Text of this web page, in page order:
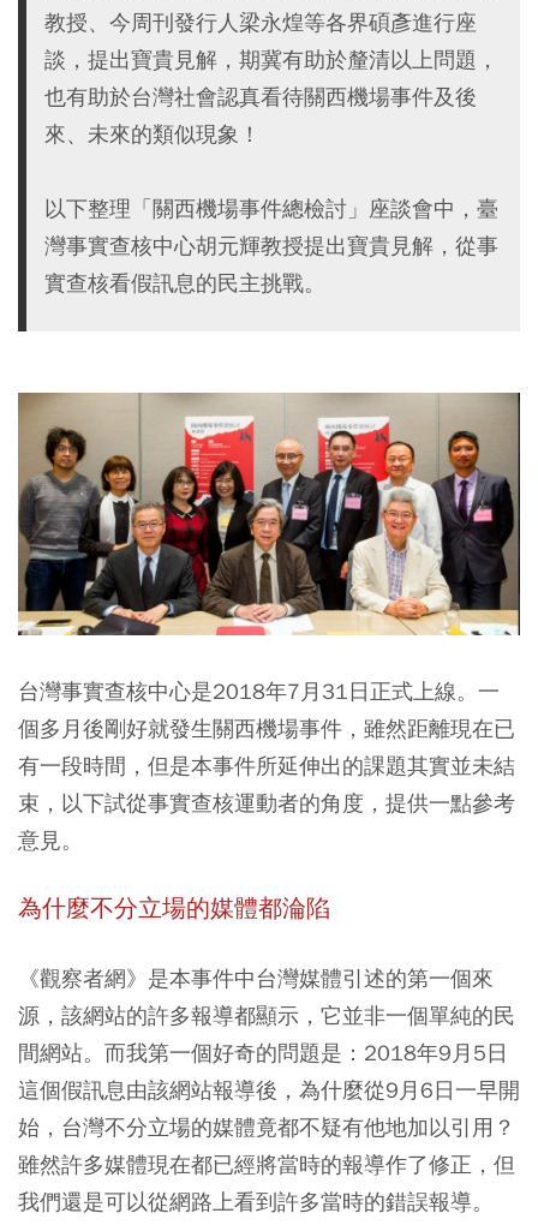
教授、今周刊發行人梁永煌等各界碩彥進行座
談，提出寶貴見解，期冀有助於釐清以上問題，
也有助於台灣社會認真看待關西機場事件及後
來、未來的類似現象！
以下整理「關西機場事件總檢討」座談會中，臺
灣事實查核中心胡元輝教授提出寶貴見解，從事
實查核看假訊息的民主挑戰。
​台灣事實查核中心是2018年7月31日正式上線。一
個多月後剛好就發生關西機場事件，雖然距離現在已
有一段時間，但是本事件所延伸出的課題其實並未結
束，以下試從事實查核運動者的角度，提供一點參考
意見。
為什麼不分立場的媒體都淪陷
《觀察者網》是本事件中台灣媒體引述的第一個來
源，該網站的許多報導都顯示，它並非一個單純的民
間網站。而我第一個好奇的問題是：2018年9月5日
這個假訊息由該網站報導後，為什麼從9月6日一早開
始，台灣不分立場的媒體竟都不疑有他地加以引用？
雖然許多媒體現在都已經將當時的報導作了修正，但
我們還是可以從網路上看到許多當時的錯誤報導。